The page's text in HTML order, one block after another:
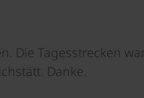
Die Tagesstrecken
Danke.